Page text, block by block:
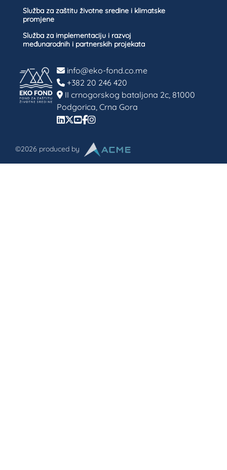
Služba za zaštitu životne sredine i klimatske
promjene
Služba za implementaciju i razvoj
međunarodnih i partnerskih projekata
info@eko-fond.co.me
+382 20 246 420
II crnogorskog bataljona 2c, 81000
Podgorica, Crna Gora
©2026 produced by